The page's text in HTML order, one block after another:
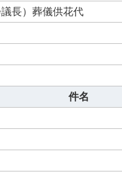
長）葬儀供花代
件名